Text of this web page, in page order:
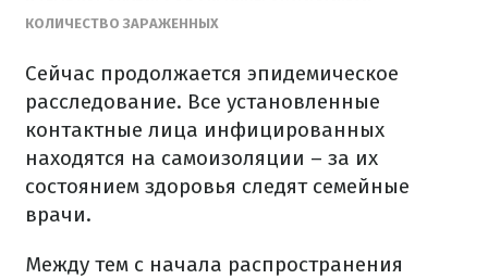
КОЛИЧЕСТВО ЗАРАЖЕННЫХ
Сейчас продолжается эпидемическое
расследование. Все установленные
контактные лица инфицированных
находятся на самоизоляции – за их
состоянием здоровья следят семейные
врачи.
Между тем с начала распространения